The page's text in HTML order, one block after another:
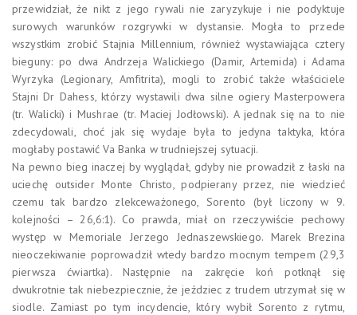
przewidział, że nikt z jego rywali nie zaryzykuje i nie podyktuje
surowych warunków rozgrywki w dystansie. Mogła to przede
wszystkim zrobić Stajnia Millennium, również wystawiająca cztery
bieguny: po dwa Andrzeja Walickiego (Damir, Artemida) i Adama
Wyrzyka (Legionary, Amfitrita), mogli to zrobić także właściciele
Stajni Dr Dahess, którzy wystawili dwa silne ogiery Masterpowera
(tr. Walicki) i Mushrae (tr. Maciej Jodłowski). A jednak się na to nie
zdecydowali, choć jak się wydaje była to jedyna taktyka, która
mogłaby postawić Va Banka w trudniejszej sytuacji.
Na pewno bieg inaczej by wyglądał, gdyby nie prowadził z łaski na
uciechę outsider Monte Christo, podpierany przez, nie wiedzieć
czemu tak bardzo zlekceważonego, Sorento (był liczony w 9.
kolejności – 26,6:1). Co prawda, miał on rzeczywiście pechowy
występ w Memoriale Jerzego Jednaszewskiego. Marek Brezina
nieoczekiwanie poprowadził wtedy bardzo mocnym tempem (29,3
pierwsza ćwiartka). Następnie na zakręcie koń potknął się
dwukrotnie tak niebezpiecznie, że jeździec z trudem utrzymał się w
siodle. Zamiast po tym incydencie, który wybił Sorento z rytmu,